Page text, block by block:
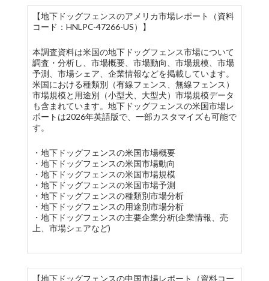
【地下ドッグフェンスのアメリカ市場レポート（資料
コード：HNLPC-47266-US）】
本調査資料は米国の地下ドッグフェンス市場について
調査・分析し、市場概要、市場動向、市場規模、市場
予測、市場シェア、企業情報などを掲載しています。
米国における種類別（有線フェンス、無線フェンス）
市場規模と用途別（小型犬、大型犬）市場規模データ
も含まれています。地下ドッグフェンスの米国市場レ
ポートは2026年英語版で、一部カスタマイズも可能で
す。
・地下ドッグフェンスの米国市場概要
・地下ドッグフェンスの米国市場動向
・地下ドッグフェンスの米国市場規模
・地下ドッグフェンスの米国市場予測
・地下ドッグフェンスの種類別市場分析
・地下ドッグフェンスの用途別市場分析
・地下ドッグフェンスの主要企業分析(企業情報、売
上、市場シェアなど)
【地下ドッグフェンスの中国市場レポート（資料コー